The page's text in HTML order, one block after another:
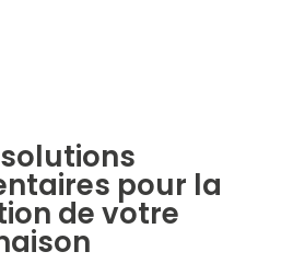
pour la
de votre